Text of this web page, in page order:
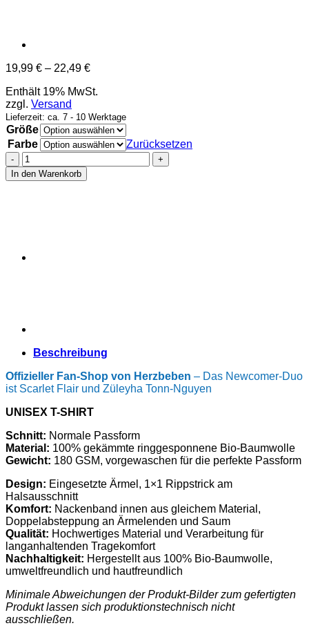
19,99 € – 22,49 €Preisspanne:
bis
Enthält 19% MwSt.
zzgl. Versand
Lieferzeit: ca. 7 - 10 Werktage
Größe
Farbe
Zurücksetzen
Herzbeben
-
T-
In den Warenkorb
Beschreibung
Offizieller Fan-Shop von Herzbeben – Das Newcomer-Duo
ist Scarlet Flair und Züleyha Tonn-Nguyen
UNISEX T-SHIRT
Schnitt: Normale Passform
Material: 100% gekämmte ringgesponnene Bio-Baumwolle
Gewicht: 180 GSM, vorgewaschen für die perfekte Passform
Design: Eingesetzte Ärmel, 1×1 Rippstrick am
Halsausschnitt
Komfort: Nackenband innen aus gleichem Material,
Doppelabsteppung an Ärmelenden und Saum
Qualität: Hochwertiges Material und Verarbeitung für
langanhaltenden Tragekomfort
Nachhaltigkeit: Hergestellt aus 100% Bio-Baumwolle,
umweltfreundlich und hautfreundlich
Minimale Abweichungen der Produkt-Bilder zum gefertigten
Produkt lassen sich produktionstechnisch nicht
ausschließen.